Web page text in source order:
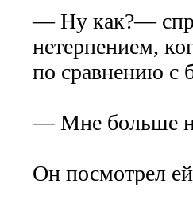
— Ну как?—
нетерпением,
по сравнению с
— Мне больше
Он посмотрел